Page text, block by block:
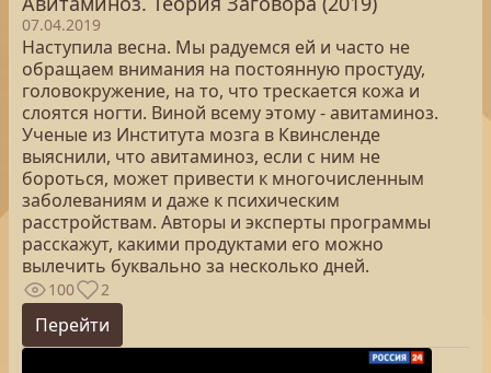
07.04.2019
Наступила весна. Мы радуемся ей и часто не
обращаем внимания на постоянную простуду,
головокружение, на то, что трескается кожа и
слоятся ногти. Виной всему этому - авитаминоз.
Ученые из Института мозга в Квинсленде
выяснили, что авитаминоз, если с ним не
бороться, может привести к многочисленным
заболеваниям и даже к психическим
расстройствам. Авторы и эксперты программы
расскажут, какими продуктами его можно
вылечить буквально за несколько дней.
100 2
Перейти